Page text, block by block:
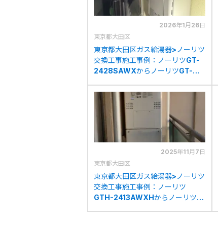
2026年1月26日
東京都大田区
東京都大田区ガス給湯器>ノーリツ
交換工事施工事例：ノーリツGT-
2428SAWXからノーリツGT-
2025年11月7日
東京都大田区
東京都大田区ガス給湯器>ノーリツ
交換工事施工事例：ノーリツ
GTH-2413AWXHからノーリツ